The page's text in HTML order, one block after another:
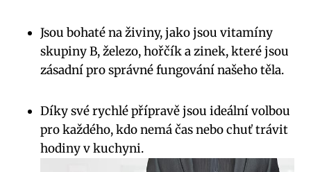
Jsou bohaté na živiny, jako jsou vitamíny
skupiny B, železo, hořčík a zinek, které jsou
zásadní pro správné fungování našeho těla.
Díky své rychlé přípravě jsou ideální volbou
pro každého, kdo nemá čas nebo chuť trávit
hodiny v kuchyni.